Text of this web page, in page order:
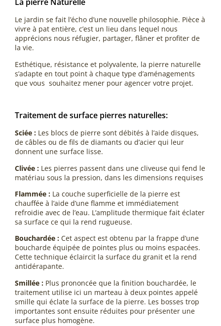
Le jardin se fait l’écho d’une nouvelle philosophie. Pièce à
vivre à pat entière, c’est un lieu dans lequel nous
apprécions nous réfugier, partager, flâner et profiter de
la vie.
Esthétique, résistance et polyvalente, la pierre naturelle
s’adapte en tout point à chaque type d’aménagements
que vous souhaitez mener pour agencer votre projet.
Traitement de surface pierres naturelles:
Sciée : Les blocs de pierre sont débités à l’aide disques,
de câbles ou de fils de diamants ou d’acier qui leur
donnent une surface lisse.
Clivée : Les pierres passent dans une cliveuse qui fend le
matériau sous la pression, dans les dimensions requises
Flammée : La couche superficielle de la pierre est
chauffée à l’aide d’une flamme et immédiatement
refroidie avec de l’eau. L’amplitude thermique fait éclater
sa surface ce qui la rend rugueuse.
Bouchardée : Cet aspect est obtenu par la frappe d’une
boucharde équipée de pointes plus ou moins espacées.
Cette technique éclaircit la surface du granit et la rend
antidérapante.
Smillée : Plus prononcée que la finition bouchardée, le
traitement utilise ici un marteau à deux pointes appelé
smille qui éclate la surface de la pierre. Les bosses trop
importantes sont ensuite réduites pour présenter une
surface plus homogène.